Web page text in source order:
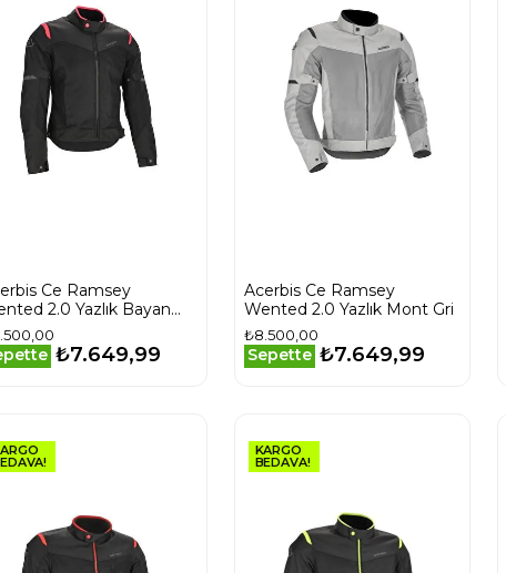
Ce Ramsey
2.0 Yazlık Bayan
Siyah Pembe
₺7.649,99
Acerbis Ce Ramsey
Wented 2.0 Yazlık Mont Gri
₺8.500,00
Sepette ₺7.649,99
KARGO
BEDAVA!